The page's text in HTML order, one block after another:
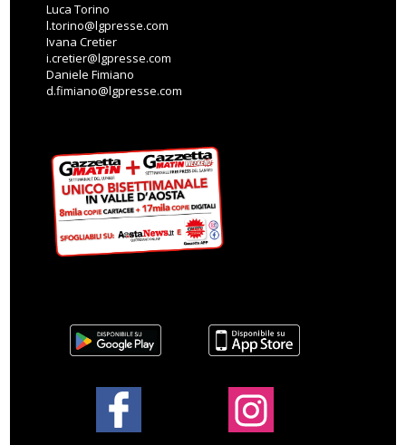
Luca Torino
l.torino@lgpresse.com
Ivana Cretier
i.cretier@lgpresse.com
Daniele Fimiano
d.fimiano@lgpresse.com